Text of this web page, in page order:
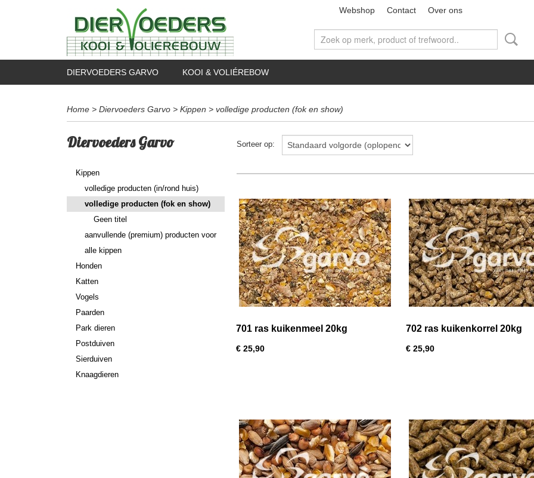
Webshop Contact Over ons
DIERVOEDERS GARVO KOOI & VOLIÉREBOW
Home > Diervoeders Garvo > Kippen > volledige producten (fok en show)
Diervoeders Garvo
Kippen
volledige producten (in/rond huis)
volledige producten (fok en show)
Geen titel
aanvullende (premium) producten voor
alle kippen
Honden
Katten
Vogels
Paarden
Park dieren
Postduiven
Sierduiven
Knaagdieren
Sorteer op:
701 ras kuikenmeel 20kg
€ 25,90
702 ras kuikenkorrel 20kg
€ 25,90